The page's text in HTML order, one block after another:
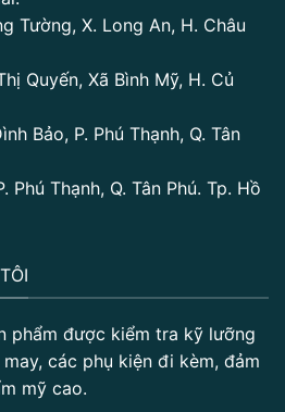
Tường, X. Long An, H. Châu
Quyến, Xã Bình Mỹ, H. Củ
Bảo, P. Phú Thạnh, Q. Tân
Phú Thạnh, Q. Tân Phú. Tp. Hồ
phẩm được kiểm tra kỹ lưỡng
các phụ kiện đi kèm, đảm
mỹ cao.